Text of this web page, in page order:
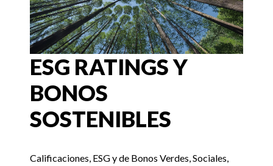
ESG RATINGS Y
BONOS
SOSTENIBLES
Calificaciones, ESG y de Bonos Verdes, Sociales,